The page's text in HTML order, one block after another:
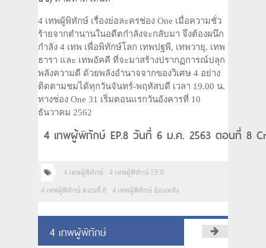
4 เทพผู้พิทักษ์ เรื่องย่อละครช่อง One เมื่อความชั่ว
ร้ายจากตำนานในอดีตกำลังจะกลับมา จึงต้องผนึก
กำลัง 4 เทพ เพื่อพิทักษ์โลก เทพปฐพี, เทพวายุ, เทพ
ธารา และ เทพอัคคี ที่จะมาสร้างปรากฏการณ์ปลุก
พลังความดี ด้วยพลังอำนาจจากของวิเศษ 4 อย่าง
ติดตามชมได้ทุกวันจันทร์-พฤหัสบดี เวลา 19.00 น.
ทางช่อง One 31 เริ่มตอนแรกวันอังคารที่ 10
ธันวาคม 2562
4 เทพผู้พิทักษ์ EP.8 วันที่ 6 ม.ค. 2563 ตอนที่ 8
4 เทพผู้พิทักษ์ 4 เทพผู้พิทักษ์ EP.8
4 เทพผู้พิทักษ์ ตอนที่ 8 4 เทพผู้พิทักษ์ ย้อนหลัง
4 เทพผู้พิทักษ์